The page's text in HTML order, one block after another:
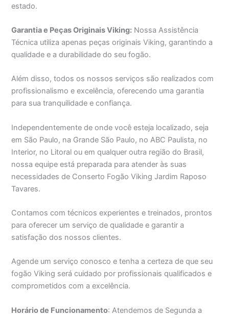
estado.
Garantia e Peças Originais Viking: Nossa Assistência
Técnica utiliza apenas peças originais Viking, garantindo a
qualidade e a durabilidade do seu fogão.
Além disso, todos os nossos serviços são realizados com
profissionalismo e excelência, oferecendo uma garantia
para sua tranquilidade e confiança.
Independentemente de onde você esteja localizado, seja
em São Paulo, na Grande São Paulo, no ABC Paulista, no
Interior, no Litoral ou em qualquer outra região do Brasil,
nossa equipe está preparada para atender às suas
necessidades de Conserto Fogão Viking Jardim Raposo
Tavares.
Contamos com técnicos experientes e treinados, prontos
para oferecer um serviço de qualidade e garantir a
satisfação dos nossos clientes.
Agende um serviço conosco e tenha a certeza de que seu
fogão Viking será cuidado por profissionais qualificados e
comprometidos com a excelência.
Horário de Funcionamento: Atendemos de Segunda a